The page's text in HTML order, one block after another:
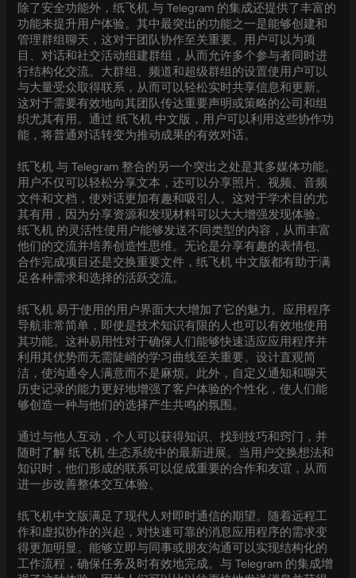
除了安全功能外，纸飞机 与 Telegram 的集成还提供了丰富的
功能来提升用户体验。其中最突出的功能之一是能够创建和
管理群组聊天，这对于团队协作至关重要。用户可以为项
目、对话和社交活动组建群组，从而允许多个参与者同时进
行结构化交流。大群组、频道和超级群组的设置使用户可以
与大量受众取得联系，从而可以轻松实时共享信息和更新。
这对于需要有效地向其团队传达重要声明或策略的公司和组
织尤其有用。通过 纸飞机 中文版，用户可以利用这些协作功
能，将普通对话转变为推动成果的有效对话。
纸飞机 与 Telegram 整合的另一个突出之处是其多媒体功能。
用户不仅可以轻松分享文本，还可以分享照片、视频、音频
文件和文档，使对话更加有趣和吸引人。这对于学术目的尤
其有用，因为分享资源和发现材料可以大大增强发现体验。
纸飞机 的灵活性使用户能够发送不同类型的内容，从而丰富
他们的交流并培养创造性思维。无论是分享有趣的表情包、
合作完成项目还是交换重要文件，纸飞机 中文版都有助于满
足各种需求和选择的活跃交流。
纸飞机 易于使用的用户界面大大增加了它的魅力。应用程序
导航非常简单，即使是技术知识有限的人也可以有效地使用
其功能。这种易用性对于确保人们能够快速适应应用程序并
利用其优势而无需陡峭的学习曲线至关重要。设计直观简
洁，使沟通令人满意而不是麻烦。此外，自定义通知和聊天
历史记录的能力更好地增强了客户体验的个性化，使人们能
够创造一种与他们的选择产生共鸣的氛围。
通过与他人互动，个人可以获得知识、找到技巧和窍门，并
随时了解 纸飞机 生态系统中的最新进展。当用户交换想法和
知识时，他们形成的联系可以促成重要的合作和友谊，从而
进一步改善整体交互体验。
纸飞机中文版满足了现代人对即时通信的期望。随着远程工
作和虚拟协作的兴起，对快速可靠的消息应用程序的需求变
得更加明显。能够立即与同事或朋友沟通可以实现结构化的
工作流程，确保任务及时有效地完成。与 Telegram 的集成增